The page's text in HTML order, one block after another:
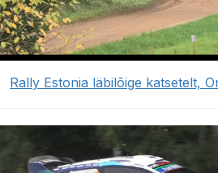
Rally Estonia läbilõige katsetelt,